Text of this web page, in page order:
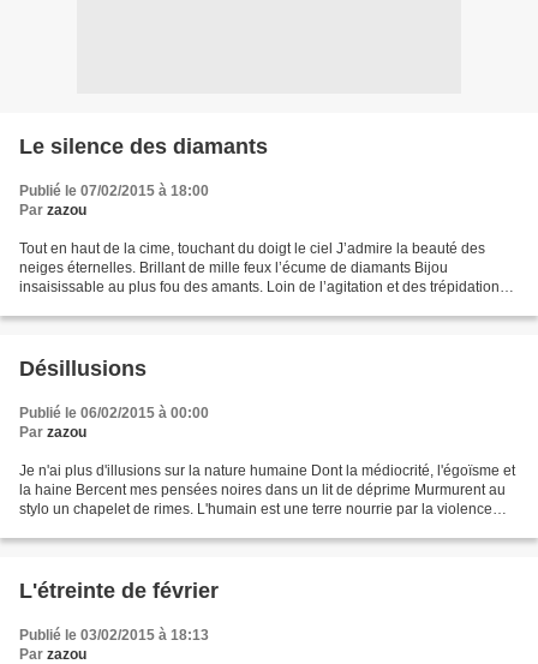
Le silence des diamants
Publié le 07/02/2015 à 18:00
Par zazou
Tout en haut de la cime, touchant du doigt le ciel J’admire la beauté des
neiges éternelles. Brillant de mille feux l’écume de diamants Bijou
insaisissable au plus fou des amants. Loin de l’agitation et des trépidations
Désillusions
Publié le 06/02/2015 à 00:00
Par zazou
Je n'ai plus d'illusions sur la nature humaine Dont la médiocrité, l'égoïsme et
la haine Bercent mes pensées noires dans un lit de déprime Murmurent au
stylo un chapelet de rimes. L'humain est une terre nourrie par la violence
L'étreinte de février
Publié le 03/02/2015 à 18:13
Par zazou